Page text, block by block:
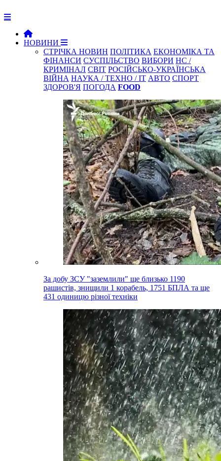
НОВИНИ
СТРІЧКА НОВИН ПОЛІТИКА ЕКОНОМІКА ТА
ФІНАНСИ СУСПІЛЬСТВО ВИБОРИ НС /
КРИМІНАЛ СВІТ РОСІЙСЬКО-УКРАЇНСЬКА
ВІЙНА НАУКА / ТЕХНО / IT АВТО СПОРТ
ЗДОРОВ'Я ПОГОДА FOOD
За добу ЗСУ "заземлили" ще близько 1190
рашистів, знищили 1 корабель, 1751 БПЛА та ще
431 одиницю різної техніки